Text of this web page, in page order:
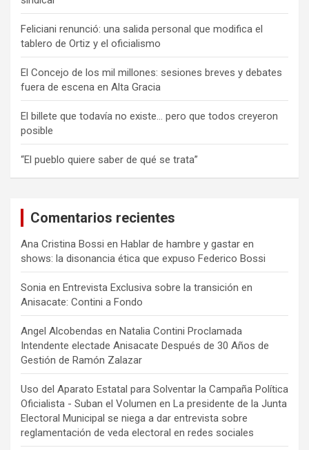
Feliciani renunció: una salida personal que modifica el
tablero de Ortiz y el oficialismo
El Concejo de los mil millones: sesiones breves y debates
fuera de escena en Alta Gracia
El billete que todavía no existe… pero que todos creyeron
posible
“El pueblo quiere saber de qué se trata”
Comentarios recientes
Ana Cristina Bossi en Hablar de hambre y gastar en
shows: la disonancia ética que expuso Federico Bossi
Sonia en Entrevista Exclusiva sobre la transición en
Anisacate: Contini a Fondo
Angel Alcobendas en Natalia Contini Proclamada
Intendente electade Anisacate Después de 30 Años de
Gestión de Ramón Zalazar
Uso del Aparato Estatal para Solventar la Campaña Política
Oficialista - Suban el Volumen en La presidente de la Junta
Electoral Municipal se niega a dar entrevista sobre
reglamentación de veda electoral en redes sociales